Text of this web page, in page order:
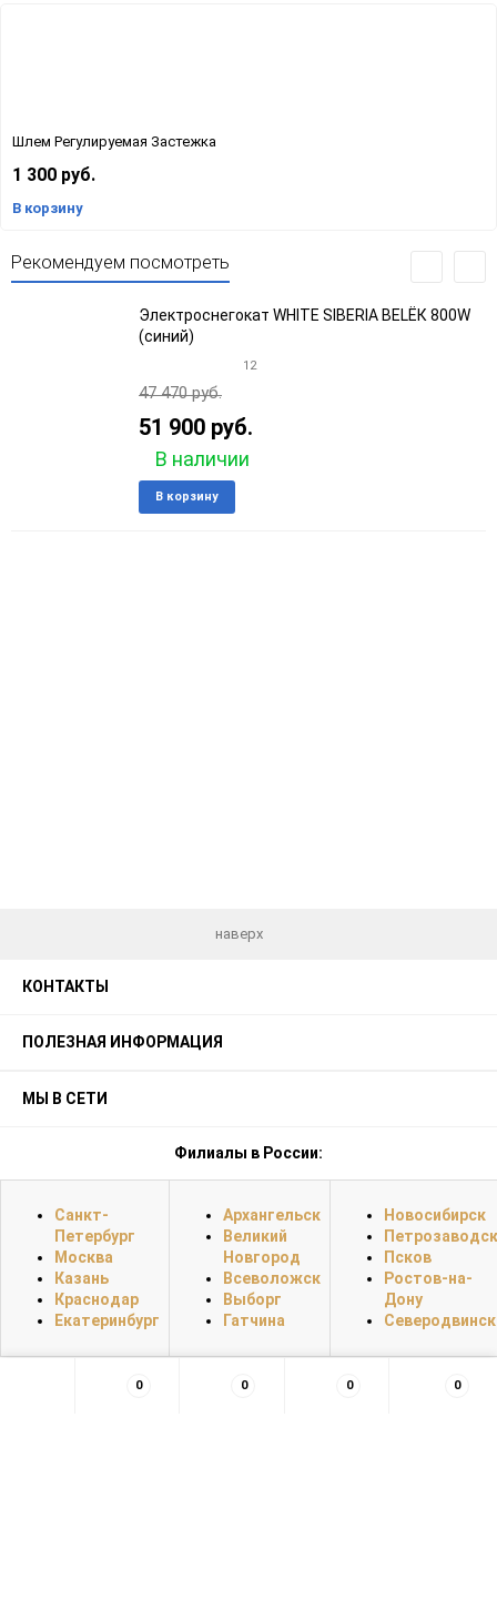
Шлем Регулируемая Застежка
1 300 руб.
В корзину
Рекомендуем посмотреть
Электроснегокат WHITE SIBERIA BELЁК 800W
(синий)
12
47 470 руб.
51 900 руб.
В наличии
В корзину
наверх
КОНТАКТЫ
ПОЛЕЗНАЯ ИНФОРМАЦИЯ
МЫ В СЕТИ
Филиалы в России:
Санкт-
Петербург
Москва
Казань
Краснодар
Екатеринбург
Архангельск
Великий
Новгород
Всеволожск
Выборг
Гатчина
Новосибирск
Петрозаводск
Псков
Ростов-на-
Дону
Северодвинск
0 0 0 0